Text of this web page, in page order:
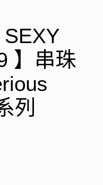
】串珠
列